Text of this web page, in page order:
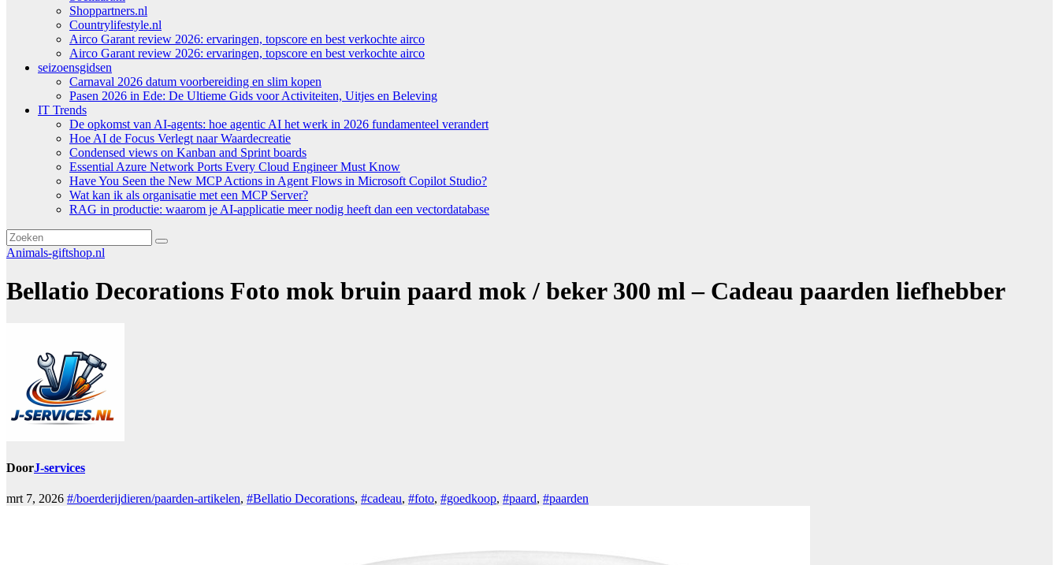
Shoppartners.nl
Countrylifestyle.nl
Airco Garant review 2026: ervaringen, topscore en best verkochte airco
Airco Garant review 2026: ervaringen, topscore en best verkochte airco
seizoensgidsen
Carnaval 2026 datum voorbereiding en slim kopen
Pasen 2026 in Ede: De Ultieme Gids voor Activiteiten, Uitjes en Beleving
IT Trends
De opkomst van AI-agents: hoe agentic AI het werk in 2026 fundamenteel verandert
Hoe AI de Focus Verlegt naar Waardecreatie
Condensed views on Kanban and Sprint boards
Essential Azure Network Ports Every Cloud Engineer Must Know
Have You Seen the New MCP Actions in Agent Flows in Microsoft Copilot Studio?
Wat kan ik als organisatie met een MCP Server?
RAG in productie: waarom je AI-applicatie meer nodig heeft dan een vectordatabase
Animals-giftshop.nl
Bellatio Decorations Foto mok bruin paard mok / beker 300 ml – Cadeau paarden liefhebber
DoorJ-services
mrt 7, 2026 #/boerderijdieren/paarden-artikelen, #Bellatio Decorations, #cadeau, #foto, #goedkoop, #paard, #paarden